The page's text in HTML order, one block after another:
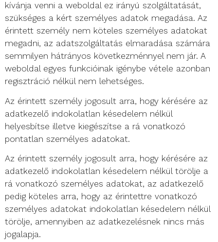
kívánja venni a weboldal ez irányú szolgáltatását,
szükséges a kért személyes adatok megadása. Az
érintett személy nem köteles személyes adatokat
megadni, az adatszolgáltatás elmaradása számára
semmilyen hátrányos következménnyel nem jár. A
weboldal egyes funkcióinak igénybe vétele azonban
regisztráció nélkül nem lehetséges.
Az érintett személy jogosult arra, hogy kérésére az
adatkezelő indokolatlan késedelem nélkül
helyesbítse illetve kiegészítse a rá vonatkozó
pontatlan személyes adatokat.
Az érintett személy jogosult arra, hogy kérésére az
adatkezelő indokolatlan késedelem nélkül törölje a
rá vonatkozó személyes adatokat, az adatkezelő
pedig köteles arra, hogy az érintettre vonatkozó
személyes adatokat indokolatlan késedelem nélkül
törölje, amennyiben az adatkezelésnek nincs más
jogalapja.